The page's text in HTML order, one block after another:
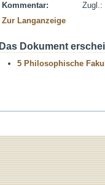
Kommentar:
Zugl.:
Zur Langanzeige
Das Dokument
5 Philosophische